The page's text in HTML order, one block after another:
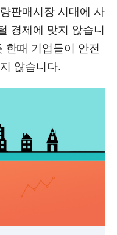
판매시장 시대에 사
경제에 맞지 않습니
한때 기업들이 안전
않습니다.